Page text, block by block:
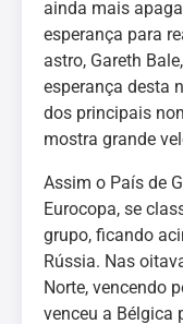
ainda mais
esperança para
astro, Gareth
esperança desta
dos principais
mostra grande
Assim o País de
Eurocopa, se
grupo, ficando
Rússia. Nas
Norte, vencendo
venceu a Bélgica